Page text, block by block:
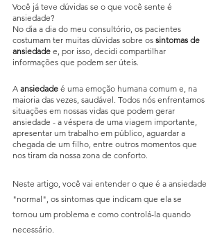
Você já teve dúvidas se o que você sente é
ansiedade?
No dia a dia do meu consultório, os pacientes
costumam ter muitas dúvidas sobre os sintomas de
ansiedade e, por isso, decidi compartilhar
informações que podem ser úteis.
A ansiedade é uma emoção humana comum e, na
maioria das vezes, saudável. Todos nós enfrentamos
situações em nossas vidas que podem gerar
ansiedade - a véspera de uma viagem importante,
apresentar um trabalho em público, aguardar a
chegada de um filho, entre outros momentos que
nos tiram da nossa zona de conforto.
Neste artigo, você vai entender o que é a ansiedade
"normal", os sintomas que indicam que ela se
tornou um problema e como controlá-la quando
necessário.